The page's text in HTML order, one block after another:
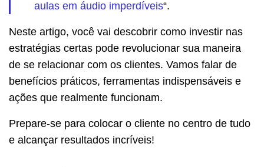
aulas em áudio imperdíveis“.
Neste artigo, você vai descobrir como investir nas
estratégias certas pode revolucionar sua maneira
de se relacionar com os clientes. Vamos falar de
benefícios práticos, ferramentas indispensáveis e
ações que realmente funcionam.
Prepare-se para colocar o cliente no centro de tudo
e alcançar resultados incríveis!